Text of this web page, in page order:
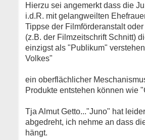
Hierzu sei angemerkt dass die
i.d.R. mit gelangweilten
Tippse der Filmförderanstalt
(z.B. der Filmzeitschrift Schnitt)
einzigst als "Publikum"
Volkes"
ein oberflächlicher
Produkte entstehen können wie
Tja Almut Getto..."Juno" hat
abgedreht, ich nehme an dass
hängt.